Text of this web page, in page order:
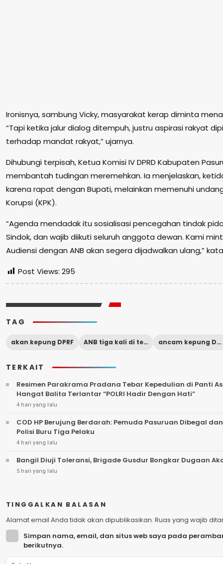
Ironisnya, sambung Vicky, masyarakat kerap diminta
“Tapi ketika jalur dialog ditempuh, justru aspirasi rakyat
terhadap mandat rakyat,” ujarnya.
Dihubungi terpisah, Ketua Komisi IV DPRD Kabupaten
membantah tudingan meremehkan. Ia menjelaskan,
karena rapat dengan Bupati, melainkan memenuhi
Korupsi (KPK).
“Agenda mendadak itu sosialisasi pencegahan tindak
Sindok, dan wajib diikuti seluruh anggota dewan. Kami
Audiensi dengan ANB akan segera dijadwalkan ulang,”
Post Views: 295
TAG
akan kepung DPRF ANB tiga kali di temui ancam kepung DPRD
TERKAIT
Resimen Parakrama Pradana Tebar Kepedulian di Panti
Hangat Balita Terlantar “POLRI Hadir Dengan Hati”
4 hari yang lalu
COD HP Berujung Berdarah: Pemuda Pasuruan Dibegal
Polisi Buru Tiga Pelaku
4 hari yang lalu
Bangil Diuji Toleransi, Brigade Gusdur Bongkar Dugaan
5 hari yang lalu
TINGGALKAN BALASAN
Alamat email Anda tidak akan dipublikasikan. Ruas yang wajib
Simpan nama, email, dan situs web saya pada
berikutnya.